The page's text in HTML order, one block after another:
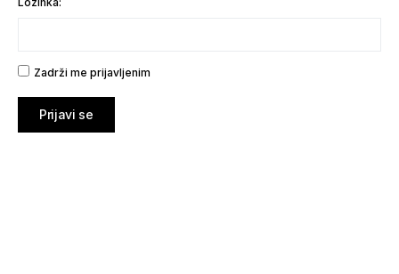
Zadrži me prijavljenim
Prijavi se